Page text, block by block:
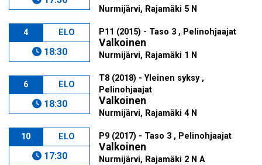
Nurmijärvi, Rajamäki 5 N
4 ELO
18:30
P11 (2015) - Taso 3 , Pelinohjaajat
Valkoinen
Nurmijärvi, Rajamäki 1 N
6 ELO
18:30
T8 (2018) - Yleinen syksy ,
Pelinohjaajat
Valkoinen
Nurmijärvi, Rajamäki 4 N
10 ELO
17:30
P9 (2017) - Taso 3 , Pelinohjaajat
Valkoinen
Nurmijärvi, Rajamäki 2 N A